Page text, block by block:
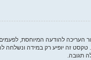
העריכה להודעה המיוחסת,
יופיע רק במידה ונשלחה
תגובה.